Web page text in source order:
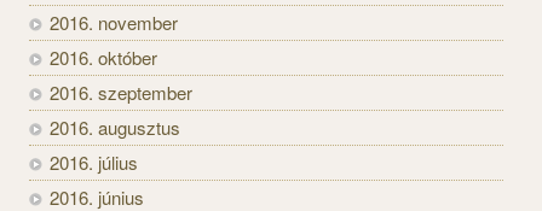
2016. november
2016. október
2016. szeptember
2016. augusztus
2016. július
2016. június